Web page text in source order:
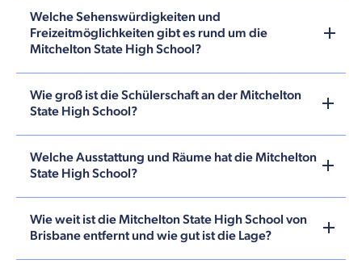
Welche Sehenswürdigkeiten und
Freizeitmöglichkeiten gibt es rund um die
Mitchelton State High School?
Wie groß ist die Schülerschaft an der Mitchelton
State High School?
Welche Ausstattung und Räume hat die Mitchelton
State High School?
Wie weit ist die Mitchelton State High School von
Brisbane entfernt und wie gut ist die Lage?